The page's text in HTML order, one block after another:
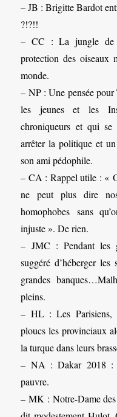
– JB : Brigitte Bardot
?!?!!
– CC : La jungle de
protection des oiseaux
monde.
– NP : Une pensée
les jeunes et les
chroniqueurs et qui
arrêter la politique et
son ami pédophile.
– CA : Rappel utile : «
ne peut plus dire
homophobes sans
injuste ». De rien.
– JMC : Pendant les
suggéré d’héberger
grandes
pleins.
– HL : Les Parisiens,
ploucs les provinciaux
la turque dans leurs
– NA : Dakar 2018 :
pauvre.
– MK : Notre-Dame